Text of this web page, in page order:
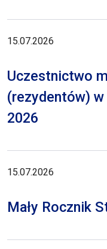
15.07.2026
Uczestnictwo
(rezydentów)
2026
15.07.2026
Mały Rocznik